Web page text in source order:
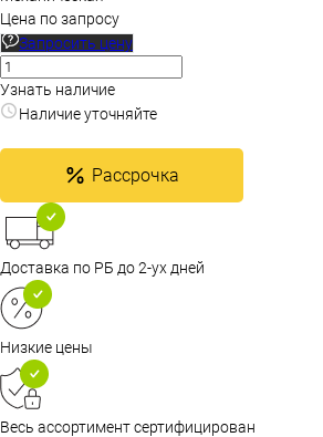
Цена по запросу
Запросить цену
Узнать наличие
Наличие уточняйте
Рассрочка
Доставка по РБ до 2-ух дней
Низкие цены
Весь ассортимент сертифицирован